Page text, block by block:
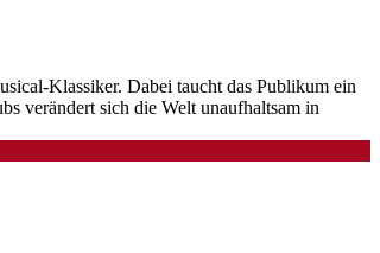
Klassiker. Dabei taucht das Publikum ein
verändert sich die Welt unaufhaltsam in